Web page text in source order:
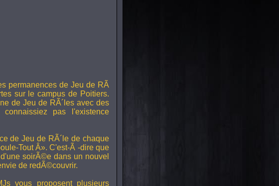
permanences de Jeu de RÃ
sur le campus de Poitiers.
de Jeu de RÃ´les avec des
pas l'existence
de Jeu de RÃ´le de chaque
Tout Â». C'est-Ã -dire que
soirÃ©e dans un nouvel
de redÃ©couvrir.
vous proposent plusieurs